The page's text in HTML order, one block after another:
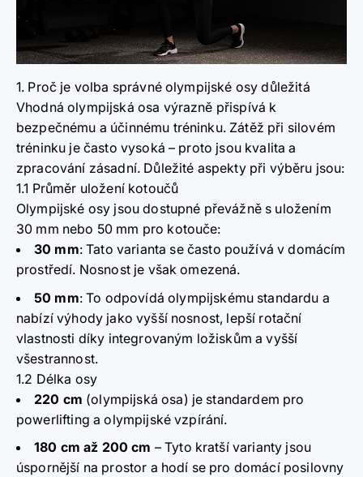
1. Proč je volba správné olympijské osy důležitá
Vhodná olympijská osa výrazně přispívá k
bezpečnému a účinnému tréninku. Zátěž při silovém
tréninku je často vysoká – proto jsou kvalita a
zpracování zásadní. Důležité aspekty při výběru jsou:
1.1 Průměr uložení kotoučů
Olympijské osy jsou dostupné převážně s uložením
30 mm nebo 50 mm pro kotouče:
30 mm:Tato varianta se často používá v domácím
prostředí. Nosnost je však omezená.
50 mm:To odpovídá olympijskému standardu a
nabízí výhody jako vyšší nosnost, lepší rotační
vlastnosti díky integrovaným ložiskům a vyšší
všestrannost.
1.2 Délka osy
220 cm (olympijská osa) je standardem pro
powerlifting a olympijské vzpírání.
180 cm až 200 cm – Tyto kratší varianty jsou
úspornější na prostor a hodí se pro domácí posilovny